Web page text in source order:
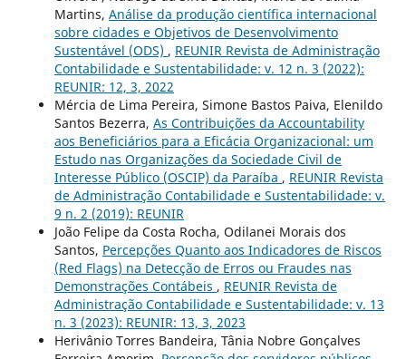
Martins, Análise da produção científica internacional
sobre cidades e Objetivos de Desenvolvimento
Sustentável (ODS) , REUNIR Revista de Administração
Contabilidade e Sustentabilidade: v. 12 n. 3 (2022):
REUNIR: 12, 3, 2022
Mércia de Lima Pereira, Simone Bastos Paiva, Elenildo
Santos Bezerra, As Contribuições da Accountability
aos Beneficiários para a Eficácia Organizacional: um
Estudo nas Organizações da Sociedade Civil de
Interesse Público (OSCIP) da Paraíba , REUNIR Revista
de Administração Contabilidade e Sustentabilidade: v.
9 n. 2 (2019): REUNIR
João Felipe da Costa Rocha, Odilanei Morais dos
Santos, Percepções Quanto aos Indicadores de Riscos
(Red Flags) na Detecção de Erros ou Fraudes nas
Demonstrações Contábeis , REUNIR Revista de
Administração Contabilidade e Sustentabilidade: v. 13
n. 3 (2023): REUNIR: 13, 3, 2023
Herivânio Torres Bandeira, Tânia Nobre Gonçalves